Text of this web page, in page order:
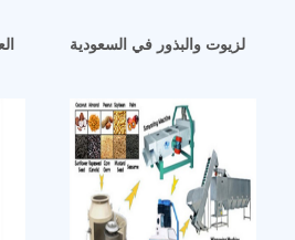
آلة معالجة زيت جوز الهند في الإمارات
طارد الزيوت والبذور في السعودية